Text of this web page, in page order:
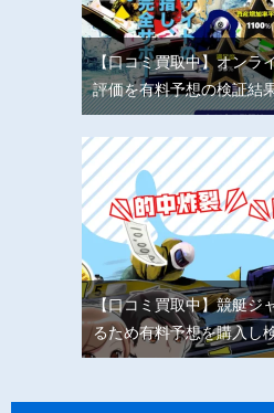
【口コミ買取中】オンラ
評価を有料予想の検証結
【口コミ買取中】競艇ジ
るため有料予想を購入し